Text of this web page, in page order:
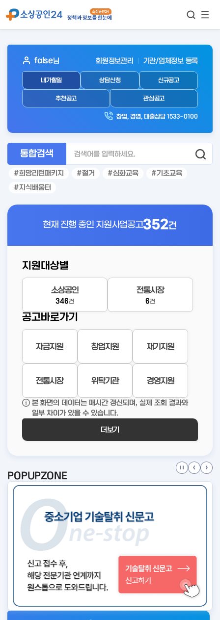
보기
아
웃
로
인
false님 회원정보관리 기관/업체정보 등록
내가할일 상담신청 신규공고
추천공고 관심공고
창업, 경영, 대출상담 1533-0100
통합검색
희망리턴패키지 철거 심화교육
기초교육
지식배움터
현재 진행 중인 지원사업공고352건
지원대상별
소상공인
346건
전통시장
6건
공고바로가기
자금지원 창업지원 재기지원
전통시장 위탁기관 경영지원
본 화면의 데이터는 매시간 갱신되며, 실제 조회 결과와
일부 차이가 있을 수 있습니다.
더보기
POPUPZONE